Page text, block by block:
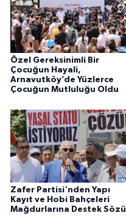
Özel Gereksinimli Bir
Çocuğun Hayali,
Arnavutköy’de Yüzlerce
Çocuğun Mutluluğu Oldu
Zafer Partisi'nden Yapı
Kayıt ve Hobi Bahçeleri
Mağdurlarına Destek Sözü